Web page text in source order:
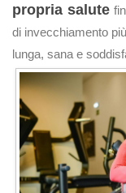
propria salute
di invecchiamento
lunga, sana e